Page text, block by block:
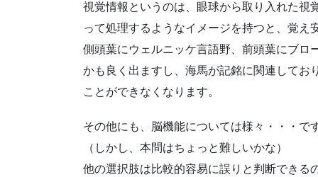
視覚情報というのは、眼球から取り入れた視
って処理するようなイメージを持つと、覚え
側頭葉にウェルニッケ言語野、前頭葉にブロ
かも良く出ますし、海馬が記銘に関連してお
ことができなくなります。
その他にも、脳機能については様々・・・で
（しかし、本問はちょっと難しいかな）
他の選択肢は比較的容易に誤りと判断できる